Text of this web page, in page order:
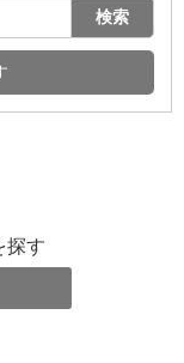
検索
探す